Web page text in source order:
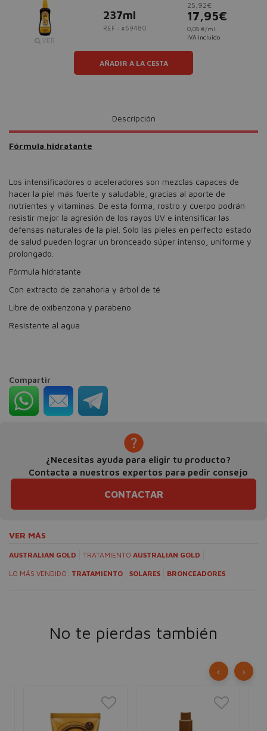
VER
237ml
REF.: #69480
25,92€
17,95€
0,08 €/ml
IVA incluido
AÑADIR A LA CESTA
Descripción
Fórmula hidratante
Los intensificadores o aceleradores son mezclas capaces de
hacer la piel más fuerte y saludable, gracias al aporte de
nutrientes y vitaminas. De esta forma, rostro y cuerpo podrán
resistir mejor la agresión de los rayos UV e intensificar las
defensas naturales de la piel. Solo las pieles en perfecto estado
de salud pueden lograr un bronceado súper intenso, uniforme y
prolongado.
Fórmula hidratante
Con extracto de zanahoria y árbol de té
Libre de oxibenzona y parabeno
Resistente al agua
Compartir
¿Necesitas ayuda para eligir tu producto?
Contacta a nuestros expertos para pedir consejo
CONTACTAR
VER MÁS
AUSTRALIAN GOLD TRATAMIENTO AUSTRALIAN GOLD
LO MÁS VENDIDO: TRATAMIENTO SOLARES BRONCEADORES
No te pierdas también
‹ ›